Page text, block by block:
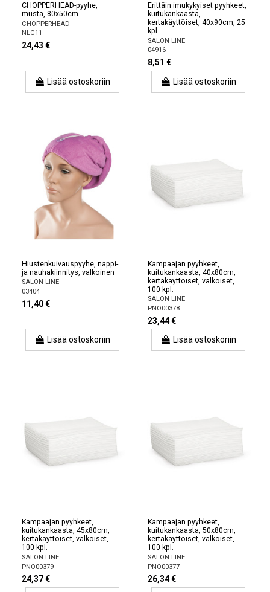
CHOPPERHEAD-pyyhe,
musta, 80x50cm
CHOPPERHEAD
NLC11
24,43 €
Lisää ostoskoriin
Erittäin imukykyiset pyyhkeet,
kuitukankaasta,
kertakäyttöiset, 40x90cm, 25
kpl.
SALON LINE
04916
8,51 €
Lisää ostoskoriin
Hiustenkuivauspyyhe, nappi-
ja nauhakiinnitys, valkoinen
SALON LINE
03404
11,40 €
Lisää ostoskoriin
Kampaajan pyyhkeet,
kuitukankaasta, 40x80cm,
kertakäyttöiset, valkoiset,
100 kpl.
SALON LINE
PNO00378
23,44 €
Lisää ostoskoriin
Kampaajan pyyhkeet,
kuitukankaasta, 45x80cm,
kertakäyttöiset, valkoiset,
100 kpl.
SALON LINE
PNO00379
24,37 €
Kampaajan pyyhkeet,
kuitukankaasta, 50x80cm,
kertakäyttöiset, valkoiset,
100 kpl.
SALON LINE
PNO00377
26,34 €